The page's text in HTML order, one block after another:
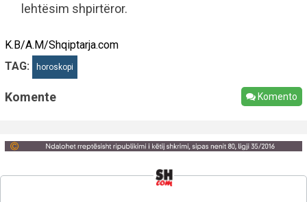
lehtësim shpirtëror.
K.B/A.M/Shqiptarja.com
TAG:
horoskopi
Komente Komento